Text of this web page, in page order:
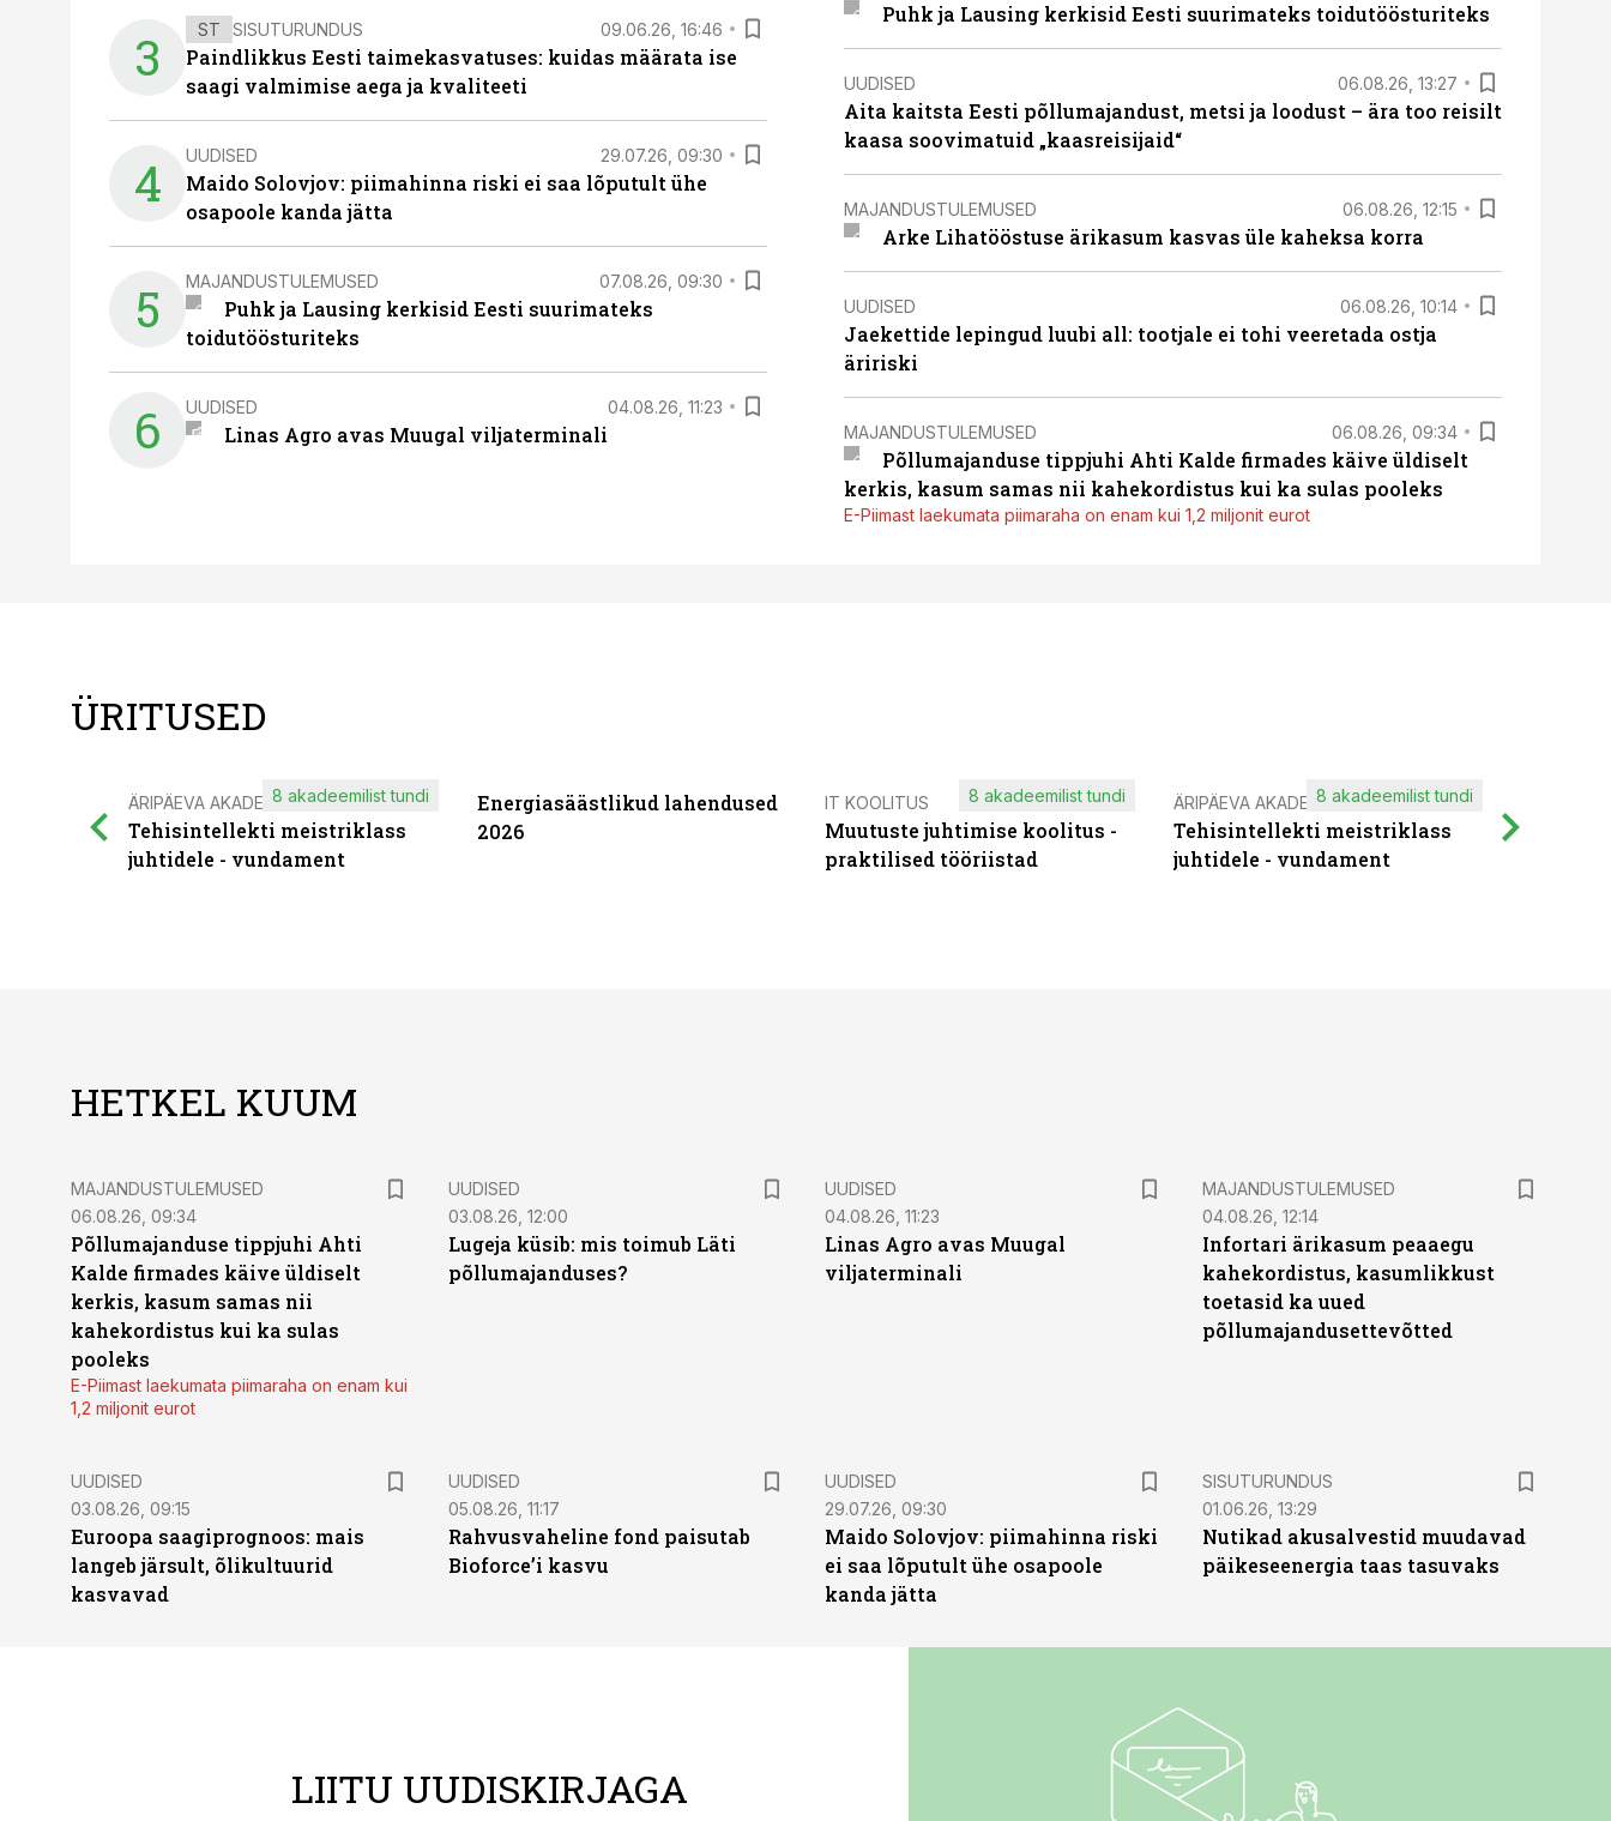
3 ST SISUTURUNDUS 09.06.26, 16:46
Paindlikkus Eesti taimekasvatuses: kuidas määrata ise
saagi valmimise aega ja kvaliteeti
4 UUDISED 29.07.26, 09:30
Maido Solovjov: piimahinna riski ei saa lõputult ühe
osapoole kanda jätta
5 MAJANDUSTULEMUSED 07.08.26, 09:30
Puhk ja Lausing kerkisid Eesti suurimateks
toidutöösturiteks
6 UUDISED 04.08.26, 11:23
Linas Agro avas Muugal viljaterminali
Puhk ja Lausing kerkisid Eesti suurimateks toidutöösturiteks
UUDISED 06.08.26, 13:27
Aita kaitsta Eesti põllumajandust, metsi ja loodust – ära too reisilt
kaasa soovimatuid „kaasreisijaid“
MAJANDUSTULEMUSED 06.08.26, 12:15
Arke Lihatööstuse ärikasum kasvas üle kaheksa korra
UUDISED 06.08.26, 10:14
Jaekettide lepingud luubi all: tootjale ei tohi veeretada ostja
äririski
MAJANDUSTULEMUSED 06.08.26, 09:34
Põllumajanduse tippjuhi Ahti Kalde firmades käive üldiselt
kerkis, kasum samas nii kahekordistus kui ka sulas pooleks
E-Piimast laekumata piimaraha on enam kui 1,2 miljonit eurot
ÜRITUSED
ÄRIPÄEVA AKADEEMIA
Tehisintellekti meistriklass
juhtidele - vundament
8 akadeemilist tundi
Energiasäästlikud lahendused
2026
IT KOOLITUS
Muutuste juhtimise koolitus -
praktilised tööriistad
8 akadeemilist tundi ÄRIPÄEVA AKADEEMIA
Tehisintellekti meistriklass
juhtidele - vundament
8 akadeemilist tundi
HETKEL KUUM
MAJANDUSTULEMUSED
06.08.26, 09:34
Põllumajanduse tippjuhi Ahti
Kalde firmades käive üldiselt
kerkis, kasum samas nii
kahekordistus kui ka sulas
pooleks
E-Piimast laekumata piimaraha on enam kui
1,2 miljonit eurot
UUDISED
03.08.26, 12:00
Lugeja küsib: mis toimub Läti
põllumajanduses?
UUDISED
04.08.26, 11:23
Linas Agro avas Muugal
viljaterminali
MAJANDUSTULEMUSED
04.08.26, 12:14
Infortari ärikasum peaaegu
kahekordistus, kasumlikkust
toetasid ka uued
põllumajandusettevõtted
UUDISED
03.08.26, 09:15
Euroopa saagiprognoos: mais
langeb järsult, õlikultuurid
kasvavad
UUDISED
05.08.26, 11:17
Rahvusvaheline fond paisutab
Bioforce’i kasvu
UUDISED
29.07.26, 09:30
Maido Solovjov: piimahinna riski
ei saa lõputult ühe osapoole
kanda jätta
ST
SISUTURUNDUS
01.06.26, 13:29
Nutikad akusalvestid muudavad
päikeseenergia taas tasuvaks
LIITU UUDISKIRJAGA